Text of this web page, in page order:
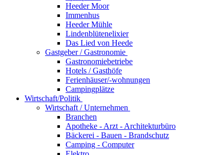
Heeder Moor
Immenhus
Heeder Mühle
Lindenblütenelixier
Das Lied von Heede
Gastgeber / Gastronomie
Gastronomiebetriebe
Hotels / Gasthöfe
Ferienhäuser/-wohnungen
Campingplätze
Wirtschaft/Politik
Wirtschaft / Unternehmen
Branchen
Apotheke - Arzt - Architekturbüro
Bäckerei - Bauen - Brandschutz
Camping - Computer